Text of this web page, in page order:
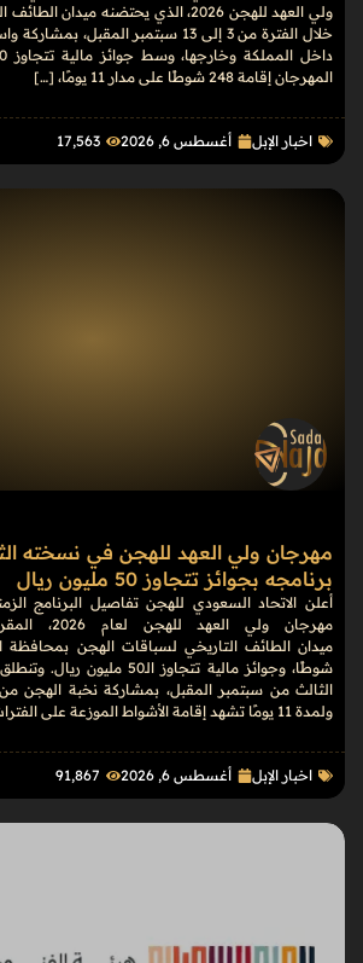
ولي العهد للهجن 2026، الذي يحتضنه
خلال الفترة من 3 إلى 13 سبتمبر
المهرجان إقامة 248 شوطًا على مدار 11 يومًا، […]
اخبار الإبل أغسطس 6, 2026 17٬563
مهرجان ولي العهد للهجن في نسخته
برنامجه بجوائز تتجاوز 50 مليون ريال
أعلن الاتحاد السعودي للهجن تفاصيل البرنامج
مهرجان ولي
شوطًا، وجوائز مالية تتجاوز
الثالث من سبتمبر المقبل، بمشاركة نخبة الهجن
ولمدة 11 يومًا تشهد إقامة الأشواط الموزعة على الفترات […]
اخبار الإبل أغسطس 6, 2026 91٬867